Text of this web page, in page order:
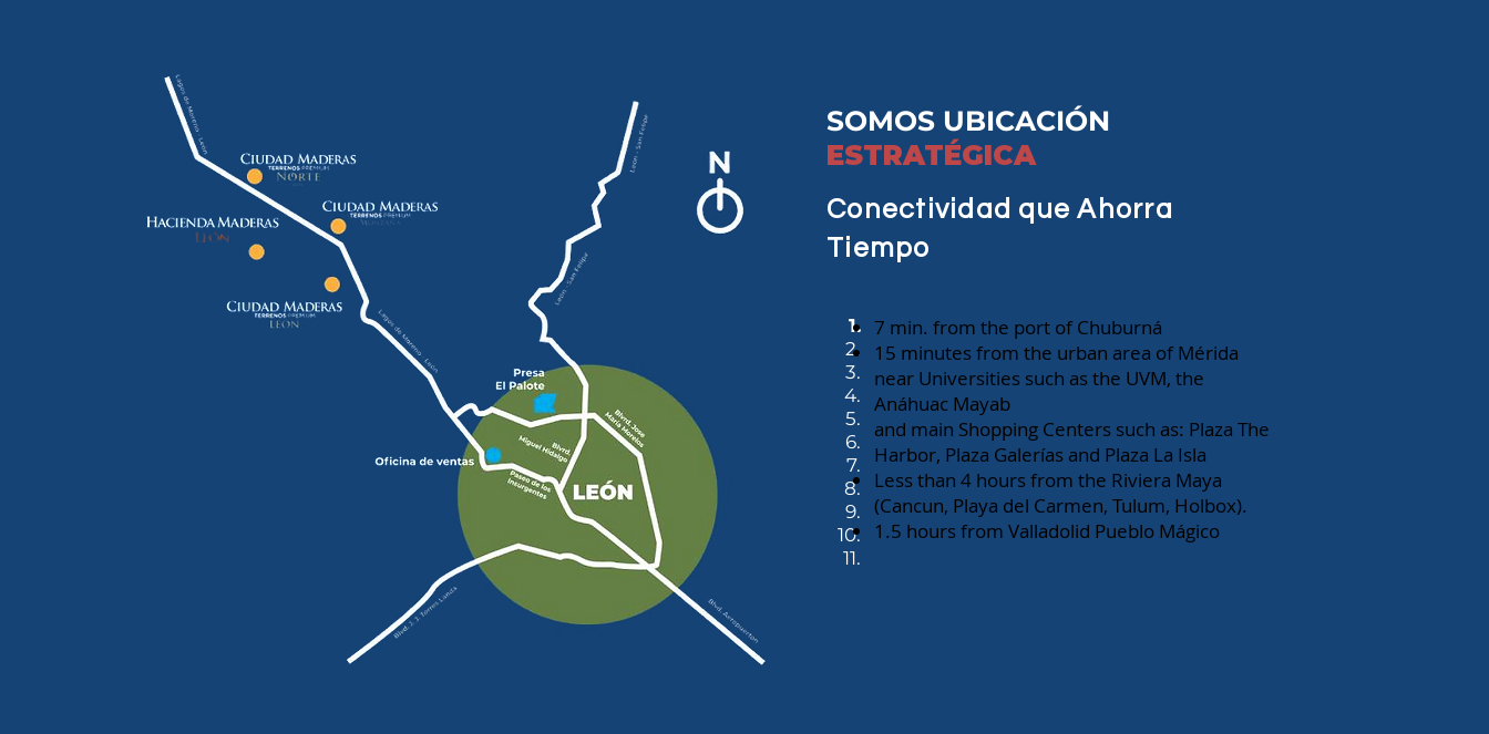
SOMOS UBICACIÓN
ESTRATÉGICA
Conectividad que Ahorra
Tiempo
1.
2.
3.
4.
5.
6.
7.
8.
9.
10.
11.
7 min. from the port of Chuburná
15 minutes from the urban area of Mérida
near Universities such as the UVM, the
Anáhuac Mayab
and main Shopping Centers such as: Plaza The
Harbor, Plaza Galerías and Plaza La Isla
Less than 4 hours from the Riviera Maya
(Cancun, Playa del Carmen, Tulum, Holbox).
1.5 hours from Valladolid Pueblo Mágico